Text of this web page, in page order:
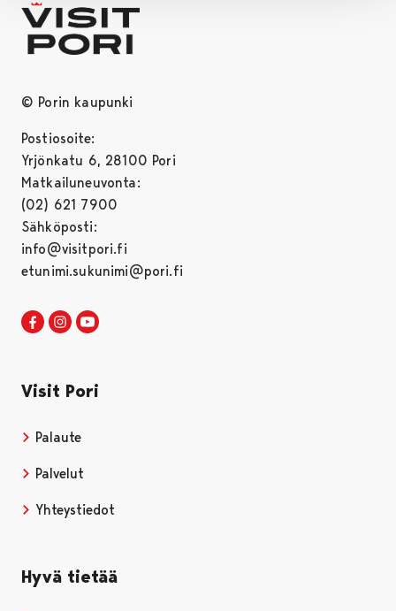
© Porin kaupunki
Postiosoite:
Yrjönkatu 6, 28100 Pori
Matkailuneuvonta:
(02) 621 7900
Sähköposti:
info@visitpori.fi
etunimi.sukunimi@pori.fi
Visit Pori Facebookissa
Avautuu uudessa välilehdessä
Visit Pori Instagrammissa
Avautuu uudessa välilehdessä
Visit Pori
Palaute
Palvelut
Yhteystiedot
Hyvä tietää